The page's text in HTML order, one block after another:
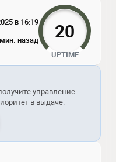
в 16:19
назад 20
UPTIME
управление
в выдаче.